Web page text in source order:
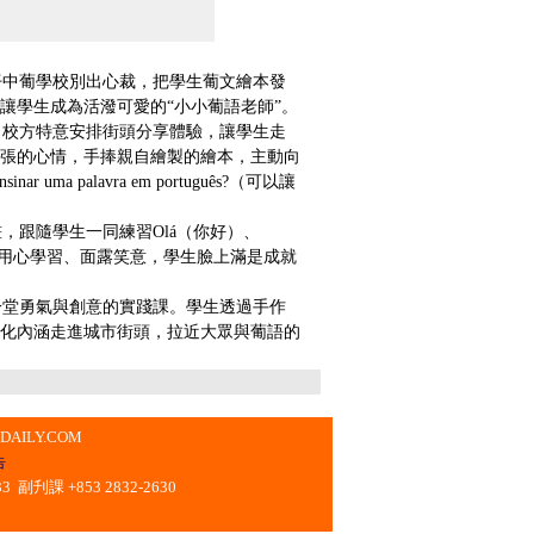
葡學校別出心裁，把學生葡文繪本發
學生成為活潑可愛的“小小葡語老師”。
方特意安排街頭分享體驗，讓學生走
的心情，手捧親自繪製的繪本，主動向
uma palavra em português?（可以讓
隨學生一同練習Olá（你好）、
心學習、面露笑意，學生臉上滿是成就
勇氣與創意的實踐課。學生透過手作
內涵走進城市街頭，拉近大眾與葡語的